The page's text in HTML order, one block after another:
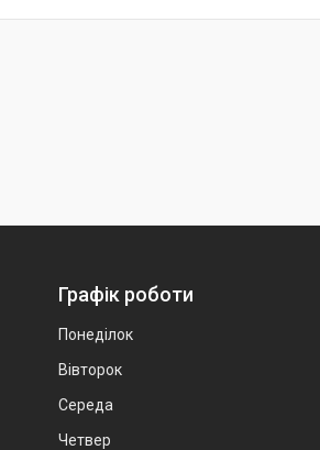
Графік роботи
Понеділок
Вівторок
Середа
Четвер